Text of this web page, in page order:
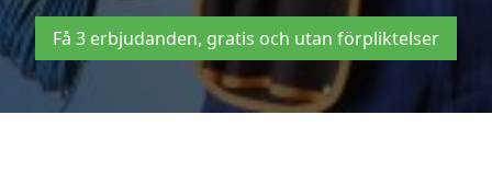
Få 3 erbjudanden, gratis och utan förpliktelser